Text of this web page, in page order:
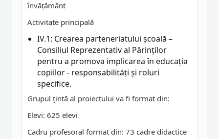
învățământ
Activitate principală
IV.1: Crearea parteneriatului școală –
Consiliul Reprezentativ al Părinților
pentru a promova implicarea în educația
copiilor - responsabilități și roluri
specifice.
Grupul țintă al proiectului va fi format din:
Elevi: 625 elevi
Cadru profesoral format din: 73 cadre didactice